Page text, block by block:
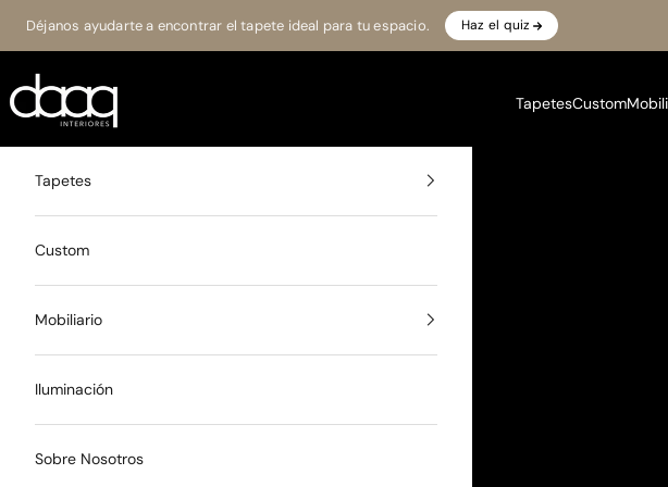
Déjanos ayudarte a encontrar el tapete ideal para tu espacio. Haz el quiz
Daaq Interiores
TapetesCustom
Tapetes
Custom
Mobiliario
Iluminación
Sobre Nosotros